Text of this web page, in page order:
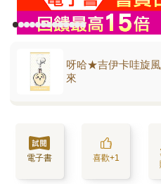
呀哈★吉伊卡哇旋
來
電子書 喜歡+1